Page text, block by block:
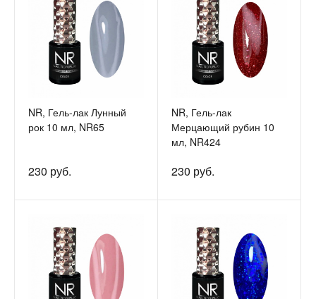
NR, Гель-лак Лунный
рок 10 мл, NR65
230 руб.
NR, Гель-лак
Мерцающий рубин 10
мл, NR424
230 руб.